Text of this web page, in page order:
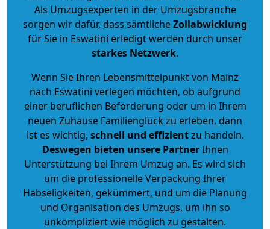
Als Umzugsexperten in der Umzugsbranche
sorgen wir dafür, dass sämtlicheZollabwicklung
für Sie in Eswatini erledigt werden durch unser
starkes Netzwerk.
Wenn Sie Ihren Lebensmittelpunkt von Mainz
nach Eswatini verlegen möchten, ob aufgrund
einer beruflichen Beförderung oder um in Ihrem
neuen Zuhause Familienglück zu erleben, dann
ist es wichtig, schnell und effizientzu handeln.
Deswegen bieten unsere PartnerIhnen
Unterstützung bei Ihrem Umzug an. Es wird sich
um die professionelle Verpackung Ihrer
Habseligkeiten, gekümmert, und um die Planung
und Organisation des Umzugs, um ihn so
unkompliziert wie möglich zu gestalten.